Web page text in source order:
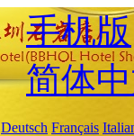
手机版
简体
Deutsch Français